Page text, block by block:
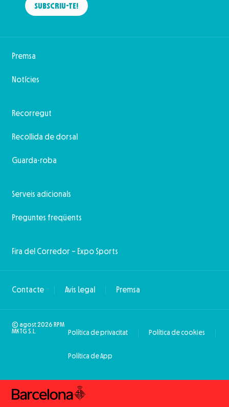
SUBSCRIU-TE!
Premsa
Notícies
Recorregut
Recollida de dorsal
Guarda-roba
Serveis adicionals
Preguntes freqüents
Fira del Corredor – Expo Sports
Contacte Avis Legal Premsa
© agost 2026 RPM
MKTG S.L.
Política de privacitat Política de cookies
Política de App